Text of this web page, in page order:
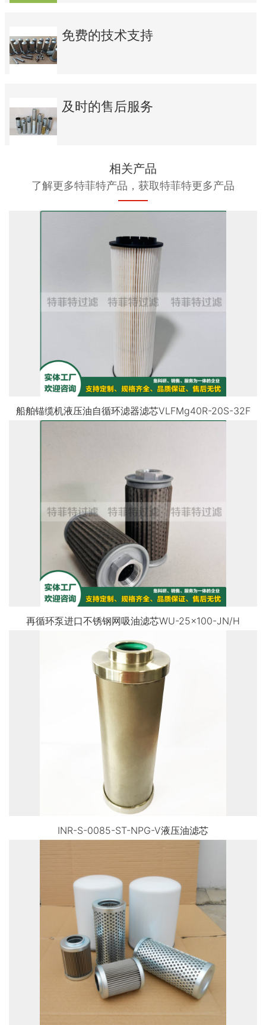
免费的技术支持
及时的售后服务
相关产品
了解更多特菲特产品，获取特菲特更多产品
船舶锚缆机液压油自循环滤器滤芯VLFMg40R-20S-32F
再循环泵进口不锈钢网吸油滤芯WU-25×100-JN/H
INR-S-0085-ST-NPG-V液压油滤芯